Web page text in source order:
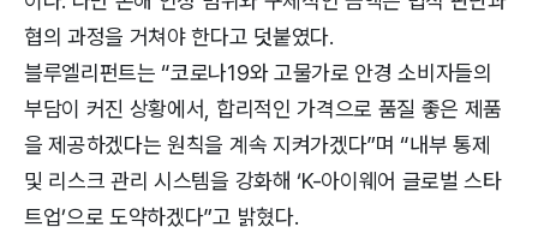
협의 과정을 거쳐야 한다고 덧붙였다.
블루엘리펀트는 “코로나19와 고물가로 안경 소비자들의
부담이 커진 상황에서, 합리적인 가격으로 품질 좋은 제품
을 제공하겠다는 원칙을 계속 지켜가겠다”며 “내부 통제
및 리스크 관리 시스템을 강화해 ‘K-아이웨어 글로벌 스타
트업’으로 도약하겠다”고 밝혔다.